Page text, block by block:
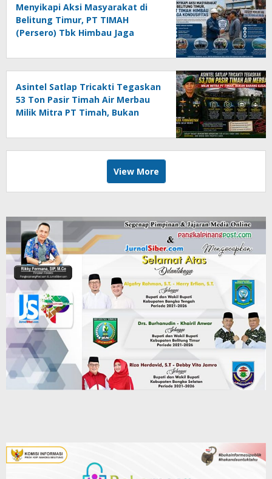
Menyikapi Aksi Masyarakat di
Belitung Timur, PT TIMAH
(Persero) Tbk Himbau Jaga
Asintel Satlap Tricakti Tegaskan
53 Ton Pasir Timah Air Merbau
Milik Mitra PT Timah, Bukan
View More